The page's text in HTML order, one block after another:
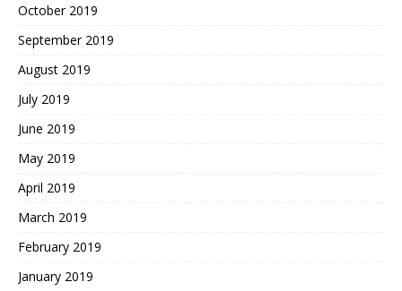
October 2019
September 2019
August 2019
July 2019
June 2019
May 2019
April 2019
March 2019
February 2019
January 2019